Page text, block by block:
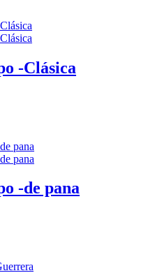
-Clásica
-de pana